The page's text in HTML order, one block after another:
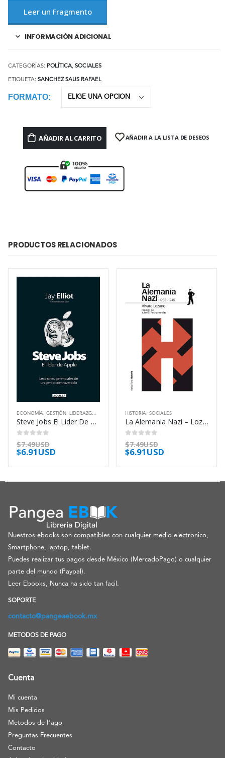
Leer un Fragmento
INFORMACIÓN ADICIONAL
CATEGORÍAS: POLÍTICA, SOCIALES
ETIQUETA: SANCHEZ SAUS RAFAEL
FORMATO
AÑADIR AL CARRITO AÑADIR A LA LISTA DE DESEOS
PRODUCTOS RELACIONADOS
ECONOMÍA, GESTIÓN , LIDERAZGO
Steve Jobs El Lider De Apple – Elliot Jay
0out of 5
$7.49USD
$6.91USD
HISTORIA, SOCIALES
La Alemania Nazi – Lozano Alvaro
0out of 5
$7.49USD
$6.91USD
Nuestros ebooks son compatibles con cualquier medio electronico,
Smartphone, laptop, tablet.
Puedes realizar tus pagos desde México (MercadoPago) o cualquier
parte del mundo (Paypal).
Leer Ebooks, Nunca ha sido tan facil.
SOPORTE
contacto@pangeaebook.mx
METODOS DE PAGO
Cuenta
Mi cuenta
Mis Pedidos
Metodos de Pago
Preguntas Frecuentes
Contacto